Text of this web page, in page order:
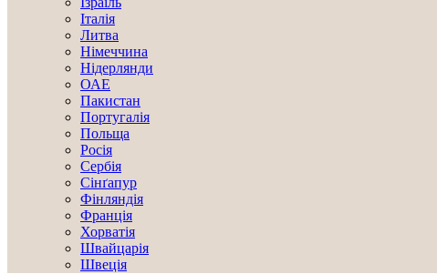
Італія
Литва
Німеччина
Нідерлянди
ОАЕ
Пакистан
Португалія
Польща
Росія
Сербія
Сінґапур
Фінляндія
Франція
Хорватія
Швайцарія
Швеція